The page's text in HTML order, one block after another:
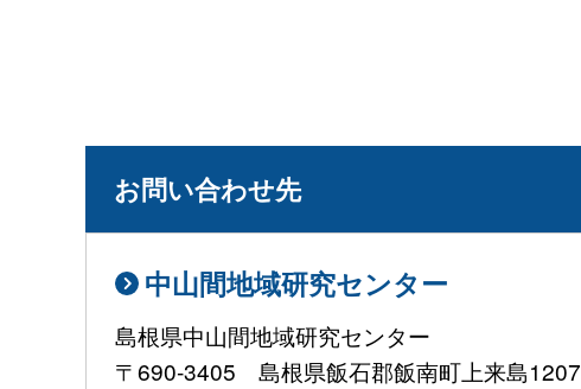
お問い合わせ先
中山間地域研究センター
島根県中山間地域研究センター
〒690-3405 島根県飯石郡飯南町上来島1207